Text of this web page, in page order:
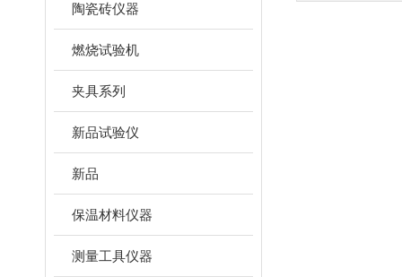
陶瓷砖仪器
燃烧试验机
夹具系列
新品试验仪
新品
保温材料仪器
测量工具仪器